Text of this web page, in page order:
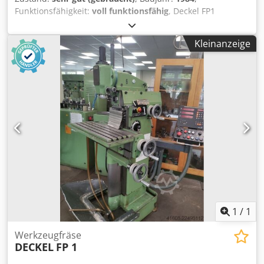
Funktionsfähigkeit: voll funktionsfähig, Deckel FP1
Fräsmaschine mit Heidenhain Digitalsteuerung in sehr
gutem Zustand. Technische Daten: * Drehzahl: 40 - 2000
U/min * Vorschub stufenlos in 3 Achsen Dodezr Hdwopfx
Am Aekr * Schnellgang in 3 Achsen * Spindelbremse *
Tischverfahrweg X/Y/Z: 300/160/340 mm * Vertikale
Bohrpinole * Werkzeugwechselvorrichtung SK40/M16 *
Gewicht ca. 800 kg Zubehör und Ausstattung: 3-Achsen-
Digitalanzeige Heidenhain Kühlsystem
Bedienungsanleitung, Ersatzteilliste
Kleinanzeige
1 / 1
Werkzeugfräse
DECKEL FP 1